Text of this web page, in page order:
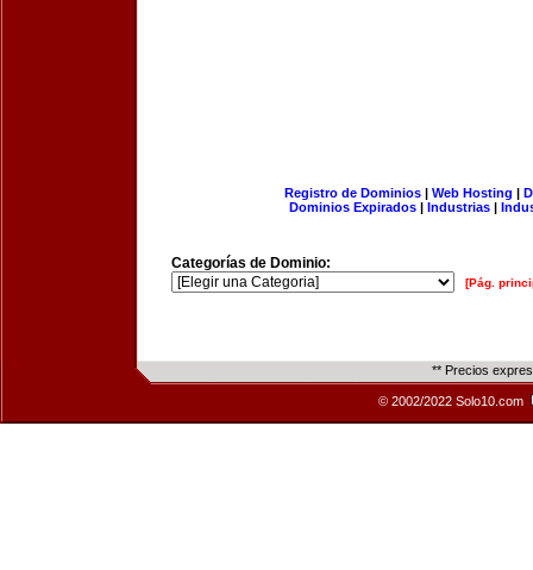
Registro de Dominios| Web Hosting |
Dominios Expirados | Industrias |
Categorías de Dominio:
[Pág.
** Precios
© 2002/2022 Solo10.com